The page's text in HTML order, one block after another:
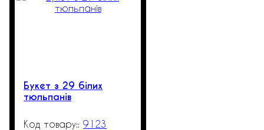
Букет з 29 білих
тюльпанів
9123